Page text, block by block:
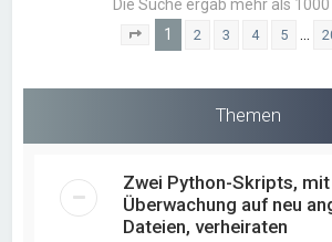
Die Suche ergab mehr als
Seite von 20
1 2 3 4 5 …
Themen
Zwei Python-Skripts,
Überwachung auf neu
Dateien, verheiraten